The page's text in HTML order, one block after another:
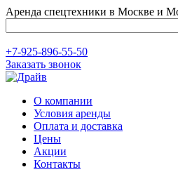
Аренда спецтехники в Москве и
+7-925-896-55-50
Заказать звонок
О компании
Условия аренды
Оплата и доставка
Цены
Акции
Контакты